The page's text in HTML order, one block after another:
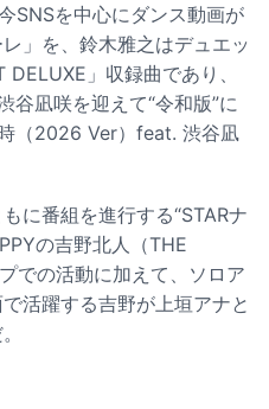
SNSを中心にダンス動画が
」を、鈴木雅之はデュエッ
」収録曲であり、
谷凪咲を迎えて“令和版”に
（2026 Ver）feat. 渋谷凪
に番組を進行する“STARナ
の吉野北人（THE
での活動に加えて、ソロア
活躍する吉野が上垣アナと